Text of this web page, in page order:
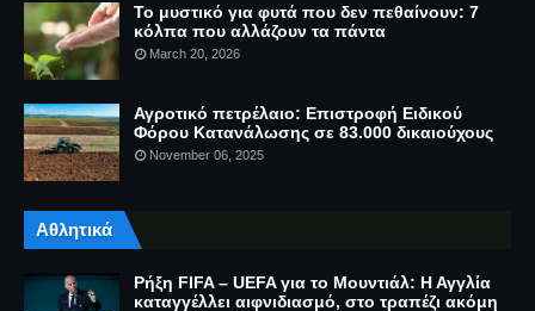
Το μυστικό για φυτά που δεν πεθαίνουν: 7
κόλπα που αλλάζουν τα πάντα
March 20, 2026
Αγροτικό πετρέλαιο: Επιστροφή Ειδικού
Φόρου Κατανάλωσης σε 83.000 δικαιούχους
November 06, 2025
Αθλητικά
Ρήξη FIFA – UEFA για το Μουντιάλ: Η Αγγλία
καταγγέλλει αιφνιδιασμό, στο τραπέζι ακόμη